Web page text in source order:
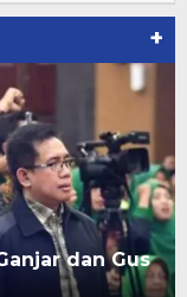
+
dan Gus